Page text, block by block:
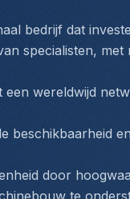
bedrijf dat
specialisten,
een wereldwijd
beschikbaarheid
door